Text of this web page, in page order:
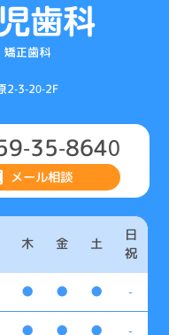
2-3-20-2F
35-8640
メール相談
木 金 土
日
祝
● ● ● -
● ● ● -